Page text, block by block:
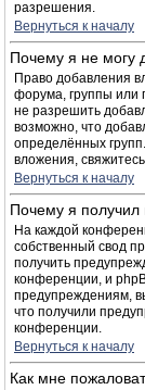
разрешения.
Вернуться к началу
Почему я не могу
Право добавления
форума, группы или
не разрешить
возможно, что
определённых
вложения,
Вернуться к началу
Почему я
На каждой
собственный свод
получить
конференции, и
предупреждениям,
что получили
конференции.
Вернуться к началу
Как мне